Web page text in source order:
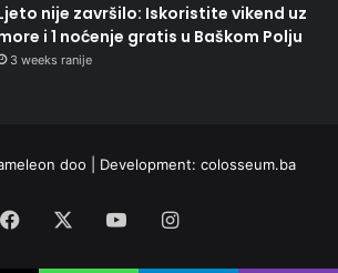
nije završilo: Iskoristite vikend uz
i 1 noćenje gratis u Baškom Polju
3 weeks ranije
doo | Development: colosseum.ba
Facebook YouTubeInstagram